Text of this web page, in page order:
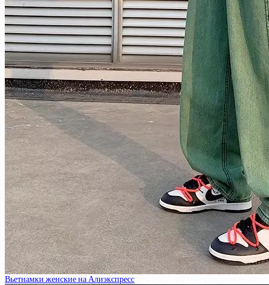
Вьетнамки женские на Алиэкспресс